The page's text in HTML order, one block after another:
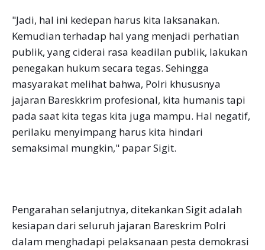
"Jadi, hal ini kedepan harus kita laksanakan.
Kemudian terhadap hal yang menjadi perhatian
publik, yang ciderai rasa keadilan publik, lakukan
penegakan hukum secara tegas. Sehingga
masyarakat melihat bahwa, Polri khususnya
jajaran Bareskkrim profesional, kita humanis tapi
pada saat kita tegas kita juga mampu. Hal negatif,
perilaku menyimpang harus kita hindari
semaksimal mungkin," papar Sigit.
Pengarahan selanjutnya, ditekankan Sigit adalah
kesiapan dari seluruh jajaran Bareskrim Polri
dalam menghadapi pelaksanaan pesta demokrasi